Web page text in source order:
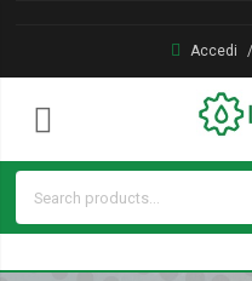
Accedi